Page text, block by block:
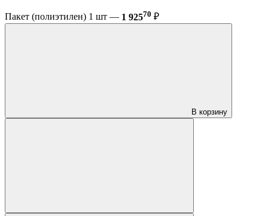
Пакет (полиэтилен) 1 шт — 1 92570 ₽
В корзину